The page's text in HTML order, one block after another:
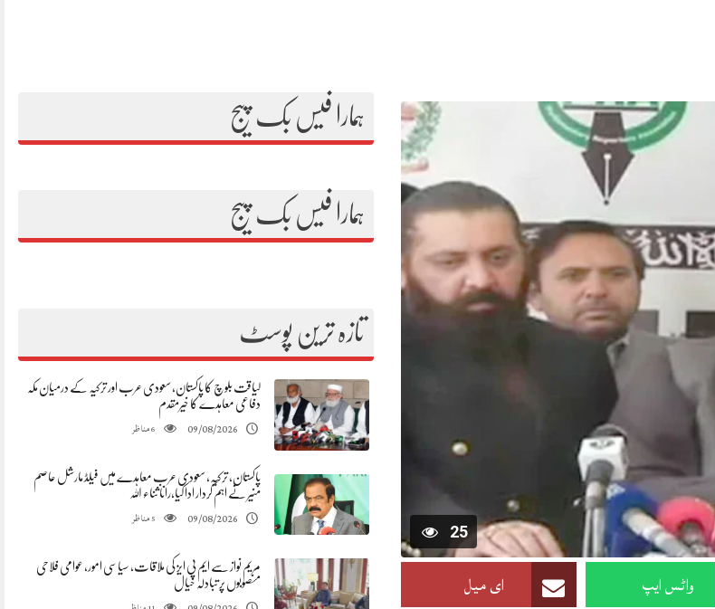
ہمارا فیس بک پیج
ہمارا فیس بک پیج
تازہ ترین پوسٹ
لیاقت بلوچ کا پاکستان، سعودی عرب اور ترکیہ کے درمیان مکہ
دفاعی معاہدے کا خیرمقدم
09/08/2026
6مناظر
پاکستان، ترکیہ، سعودی عرب معاہدے میں فیلڈ مارشل عاصم
منیر نے اہم کردار ادا کیا،رانا ثناء اللہ
09/08/2026
5مناظر
مریم نواز سے ایم پی ایز کی ملاقات، سیاسی امور، عوامی فلاحی
منصوبوں پر تبادلہ خیال
25
واٹس ایپ ای میل